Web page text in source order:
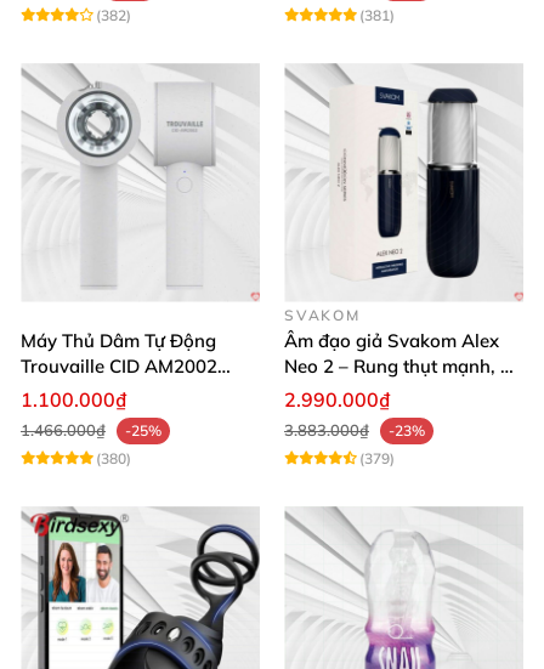
(382)
(381)
Máy Thủ Dâm Tự Động
Trouvaille CID AM2002
Mạnh Mẽ Dễ Lên Đỉnh
1.100.000₫
1.466.000₫
-25%
(380)
SVAKOM
Âm đạo giả Svakom Alex
Neo 2 – Rung thụt mạnh, đa
năng, cải tiến mới
2.990.000₫
3.883.000₫
-23%
(379)